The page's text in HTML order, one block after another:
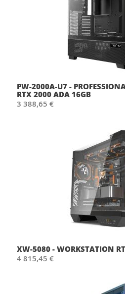
PW-2000A-U7 -
RTX 2000 ADA 16GB
3 388,65 €
XW-5080 - WORKSTATION
4 815,45 €